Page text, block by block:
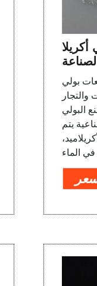
أكريلا
بولي
والتجار
البولي
يتم
في الماء